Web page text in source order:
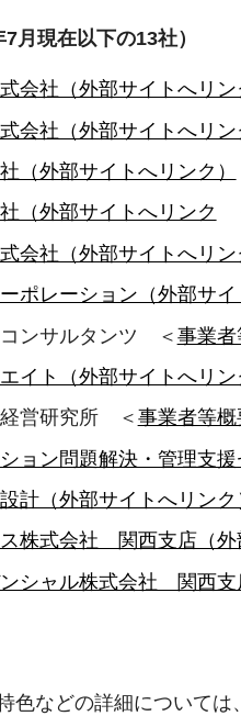
月現在以下の13社）
会社（外部サイトへリン
会社（外部サイトへリン
（外部サイトへリンク）
（外部サイトへリンク
会社（外部サイトへリン
ポレーション（外部サイ
ンサルタンツ ＜ 事業者
イト（外部サイトへリン
営研究所 ＜事業者等概
ョン問題解決・管理支援
計（外部サイトへリンク
株式会社 関西支店（外
シャル株式会社 関西支
色などの詳細については